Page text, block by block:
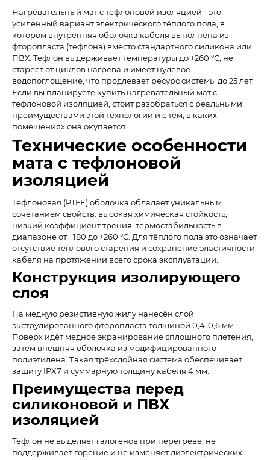
Нагревательный мат с тефлоновой изоляцией - это
усиленный вариант электрического тёплого пола, в
котором внутренняя оболочка кабеля выполнена из
фторопласта (тефлона) вместо стандартного силикона или
ПВХ. Тефлон выдерживает температуры до +260 °C, не
стареет от циклов нагрева и имеет нулевое
водопоглощение, что продлевает ресурс системы до 25 лет.
Если вы планируете купить нагревательный мат с
тефлоновой изоляцией, стоит разобраться с реальными
преимуществами этой технологии и с тем, в каких
помещениях она окупается.
Технические особенности
мата с тефлоновой
изоляцией
Тефлоновая (PTFE) оболочка обладает уникальным
сочетанием свойств: высокая химическая стойкость,
низкий коэффициент трения, термостабильность в
диапазоне от −180 до +260 °C. Для тёплого пола это означает
отсутствие теплового старения и сохранение эластичности
кабеля на протяжении всего срока эксплуатации.
Конструкция изолирующего
слоя
На медную резистивную жилу нанесён слой
экструдированного фторопласта толщиной 0,4-0,6 мм.
Поверх идёт медное экранирование сплошного плетения,
затем внешняя оболочка из модифицированного
полиэтилена. Такая трёхслойная система обеспечивает
защиту IPX7 и суммарную толщину кабеля 4 мм.
Преимущества перед
силиконовой и ПВХ
изоляцией
Тефлон не выделяет галогенов при перегреве, не
поддерживает горение и не изменяет диэлектрических